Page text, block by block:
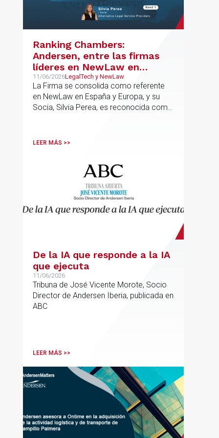
Ranking Chambers:
Andersen, entre las firmas
líderes en NewLaw en
España y Europa
11/06/2026LegalTech y NewLaw
La Firma se consolida como referente
en NewLaw en España y Europa, y su
Socia, Silvia Perea, es reconocida como
LEER MÁS >>
De la IA que responde a la IA
que ejecuta
11/06/2026
Tribuna de José Vicente Morote, Socio
Director de Andersen Iberia, publicada en
ABC
LEER MÁS >>